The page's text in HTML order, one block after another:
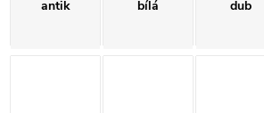
antik bílá dub